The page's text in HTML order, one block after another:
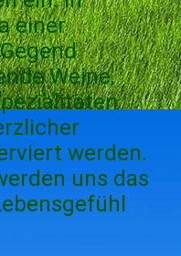
einer
Weine,
werden.
uns das